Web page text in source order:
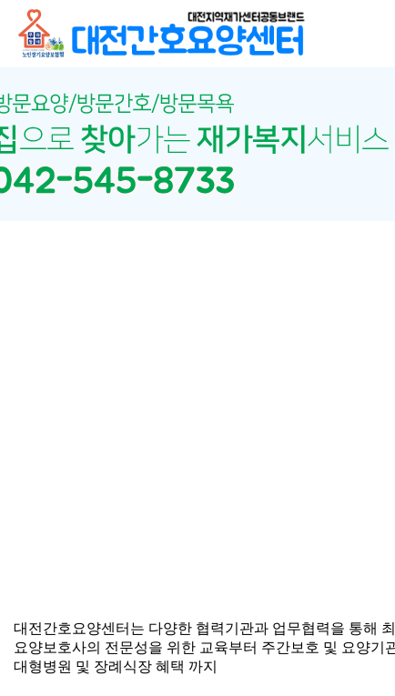
대전간호요양센터는 다양한 협력기관과 업무협력을 통해
요양보호사의 전문성을 위한 교육부터 주간보호 및 요양기
대형병원 및 장례식장 혜택 까지